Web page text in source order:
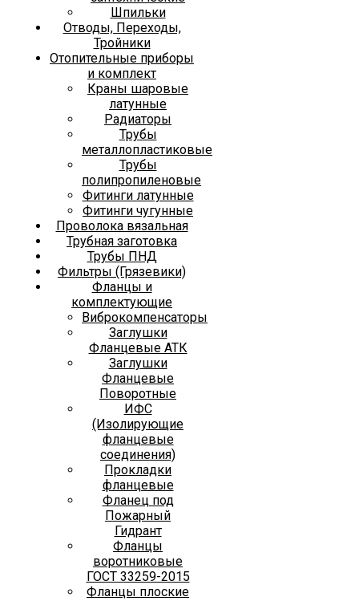
Шпильки
Отводы, Переходы,
Тройники
Отопительные приборы
и комплект
Краны шаровые
латунные
Радиаторы
Трубы
металлопластиковые
Трубы
полипропиленовые
Фитинги латунные
Фитинги чугунные
Проволока вязальная
Трубная заготовка
Трубы ПНД
Фильтры (Грязевики)
Фланцы и
комплектующие
Виброкомпенсаторы
Заглушки
Фланцевые АТК
Заглушки
Фланцевые
Поворотные
ИФС
(Изолирующие
фланцевые
соединения)
Прокладки
фланцевые
Фланец под
Пожарный
Гидрант
Фланцы
воротниковые
ГОСТ 33259-2015
Фланцы плоские